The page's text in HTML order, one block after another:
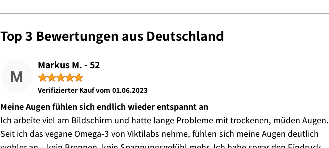
Top 3 Bewertungen aus Deutschland
Markus M. - 52
★★★★★
Verifizierter Kauf vom 01.06.2023
Meine Augen fühlen sich endlich wieder entspannt an
Ich arbeite viel am Bildschirm und hatte lange Probleme mit trockenen, müden Augen.
Seit ich das vegane Omega-3 von Viktilabs nehme, fühlen sich meine Augen deutlich